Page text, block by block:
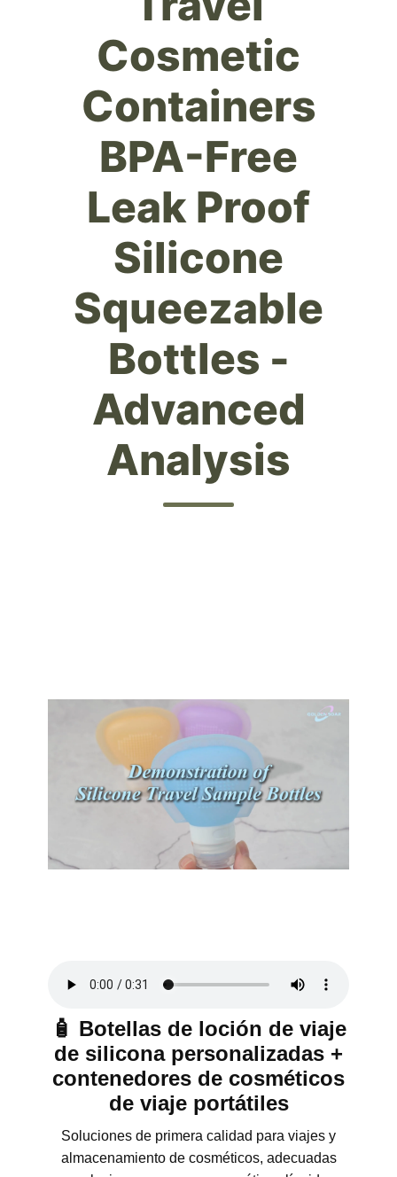
Cosmetic
Containers
BPA-Free
Leak Proof
Silicone
Squeezable
Bottles -
Advanced
Analysis
🧴 Botellas de loción de viaje
de silicona personalizadas +
contenedores de cosméticos
de viaje portátiles
Soluciones de primera calidad para viajes y
almacenamiento de cosméticos, adecuadas